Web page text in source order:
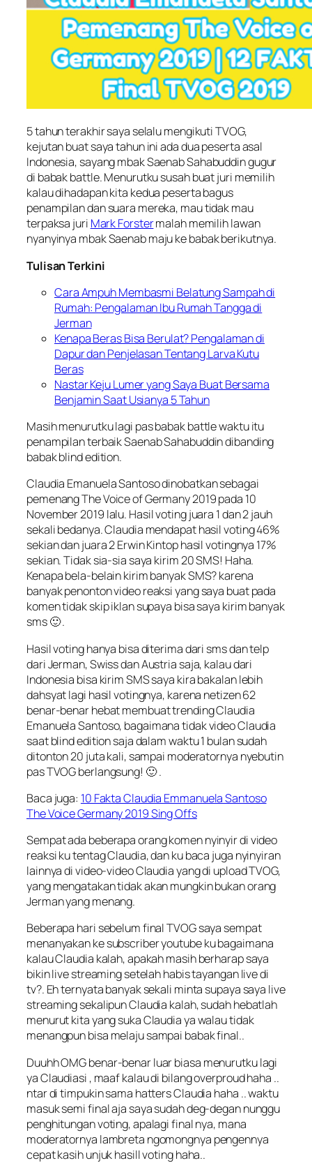
5 tahun terakhir saya selalu mengikuti TVOG,
kejutan buat saya tahun ini ada dua peserta asal
Indonesia, sayang mbak Saenab Sahabuddin gugur
di babak battle. Menurutku susah buat juri memilih
kalau dihadapan kita kedua peserta bagus
penampilan dan suara mereka, mau tidak mau
terpaksa juri Mark Forstermalah memilih lawan
nyanyinya mbak Saenab maju ke babak berikutnya.
Tulisan Terkini
Cara Ampuh Membasmi Belatung Sampah di
Rumah: Pengalaman Ibu Rumah Tangga di
Jerman
Kenapa Beras Bisa Berulat? Pengalaman di
Dapur dan Penjelasan Tentang Larva Kutu
Beras
Nastar Keju Lumer yang Saya Buat Bersama
Benjamin Saat Usianya 5 Tahun
Masih menurutku lagi pas babak battle waktu itu
penampilan terbaik Saenab Sahabuddin dibanding
babak blind edition.
Claudia Emanuela Santoso dinobatkan sebagai
pemenang The Voice of Germany 2019 pada 10
November 2019 lalu. Hasil voting juara 1 dan 2 jauh
sekali bedanya. Claudia mendapat hasil voting 46%
sekian dan juara 2 Erwin Kintop hasil votingnya 17%
sekian. Tidak sia-sia saya kirim 20 SMS! Haha.
Kenapa bela-belain kirim banyak SMS? karena
banyak penonton video reaksi yang saya buat pada
komen tidak skip iklan supaya bisa saya kirim banyak
sms 🙂 .
Hasil voting hanya bisa diterima dari sms dan telp
dari Jerman, Swiss dan Austria saja, kalau dari
Indonesia bisa kirim SMS saya kira bakalan lebih
dahsyat lagi hasil votingnya, karena netizen 62
benar-benar hebat membuat trending Claudia
Emanuela Santoso, bagaimana tidak video Claudia
saat blind edition saja dalam waktu 1 bulan sudah
ditonton 20 juta kali, sampai moderatornya nyebutin
pas TVOG berlangsung! 🙂 .
Baca juga: 10 Fakta Claudia Emmanuela Santoso
The Voice Germany 2019 Sing Offs
Sempat ada beberapa orang komen nyinyir di video
reaksi ku tentag Claudia, dan ku baca juga nyinyiran
lainnya di video-video Claudia yang di upload TVOG,
yang mengatakan tidak akan mungkin bukan orang
Jerman yang menang.
Beberapa hari sebelum final TVOG saya sempat
menanyakan ke subscriber youtube ku bagaimana
kalau Claudia kalah, apakah masih berharap saya
bikin live streaming setelah habis tayangan live di
tv?. Eh ternyata banyak sekali minta supaya saya live
streaming sekalipun Claudia kalah, sudah hebatlah
menurut kita yang suka Claudia ya walau tidak
menangpun bisa melaju sampai babak final..
Duuhh OMG benar-benar luar biasa menurutku lagi
ya Claudiasi , maaf kalau di bilang overproud haha ..
ntar di timpukin sama hatters Claudia haha .. waktu
masuk semi final aja saya sudah deg-degan nunggu
penghitungan voting, apalagi final nya, mana
moderatornya lambreta ngomongnya pengennya
cepat kasih unjuk hasill voting haha..